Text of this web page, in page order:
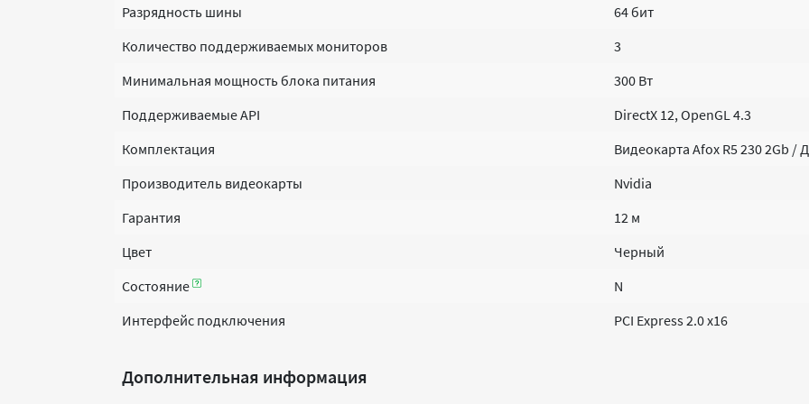
Разрядность шины
64 бит
Количество поддерживаемых мониторов
3
Минимальная мощность блока питания
300 Вт
Поддерживаемые API
DirectX 12, OpenGL 4.3
Комплектация
Видеокарта Afox R5 230 2Gb /
Производитель видеокарты
Nvidia
Гарантия
12 м
Цвет
Черный
Состояние
N
Интерфейс подключения
PCI Express 2.0 x16
Дополнительная информация